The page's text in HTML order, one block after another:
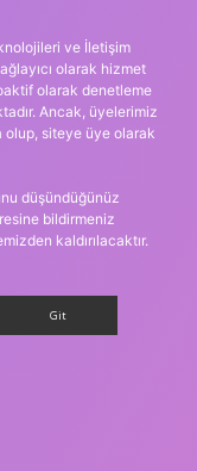
ve İletişim
olarak hizmet
olarak denetleme
Ancak, üyelerimiz
olup, siteye üye olarak
düşündüğünüz
bildirmeniz
kaldırılacaktır.